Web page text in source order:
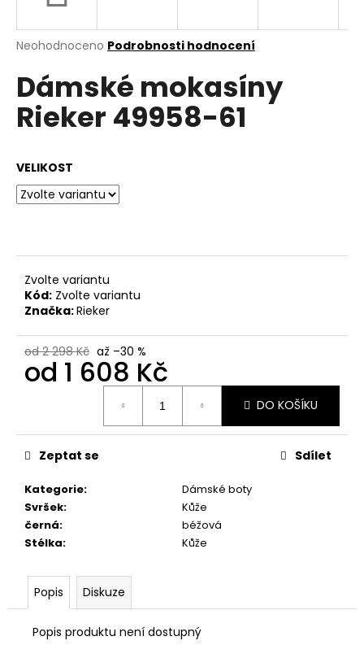
Průměrné
produktu
je
0,0
Neohodnoceno Podrobnosti hodnocení
Dámské mokasíny
Rieker 49958-61
VELIKOST
Zvolte variantu
Kód: Zvolte variantu
Značka:Rieker
od 2 298 Kč až –30 %
od 1 608 Kč
DO KOŠÍKU
Kategorie:
Dámské boty
Svršek:
Kůže
černá:
béžová
Stélka: Kůže
Zeptat se Sdílet
Popis Diskuze
Popis produktu není dostupný
j
t
?
D
o
p
o
r
u
č
u
m
e
DÁMSKÉ
PANTOFLE
PETER
LEGWOOD
BEIGE
690